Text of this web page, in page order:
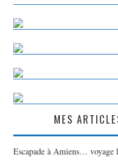
MES
Escapade à Amiens… voyage